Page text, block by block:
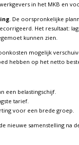
in het MKB en
. De oorspronkelijke
Het resultaat:
kunnen zien.
mogelijk
hebben op het netto
een belastingschijf.
tarief.
voor een brede groep.
nieuwe samenstelling na